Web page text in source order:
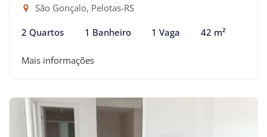
São Gonçalo, Pelotas-RS
2 Quartos 1 Banheiro 1 Vaga 42 m²
Mais informações